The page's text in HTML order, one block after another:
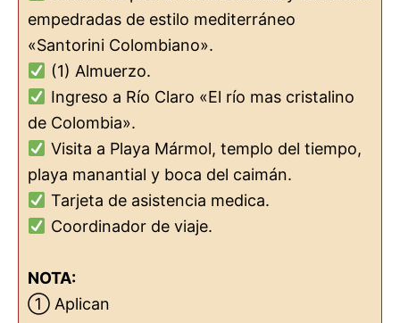
empedradas de estilo mediterráneo
«Santorini Colombiano».
(1) Almuerzo.
Ingreso a Río Claro «El río mas cristalino
de Colombia».
Visita a Playa Mármol, templo del tiempo,
playa manantial y boca del caimán.
Tarjeta de asistencia medica.
Coordinador de viaje.
NOTA:
① Aplican